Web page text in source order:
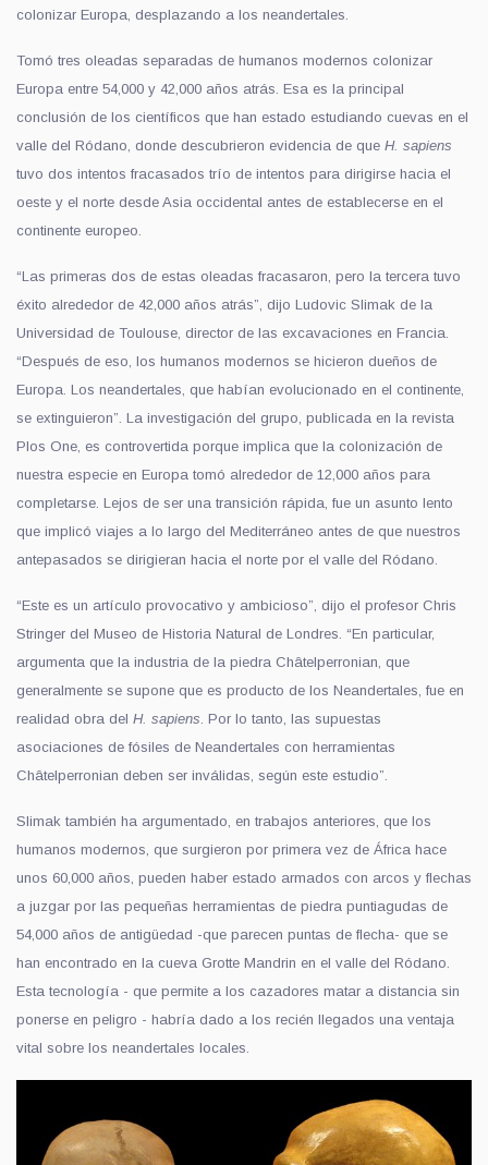
colonizar Europa, desplazando a los neandertales.
Tomó tres oleadas separadas de humanos modernos colonizar
Europa entre 54,000 y 42,000 años atrás. Esa es la principal
conclusión de los científicos que han estado estudiando cuevas en el
valle del Ródano, donde descubrieron evidencia de que H. sapiens
tuvo dos intentos fracasados trío de intentos para dirigirse hacia el
oeste y el norte desde Asia occidental antes de establecerse en el
continente europeo.
“Las primeras dos de estas oleadas fracasaron, pero la tercera tuvo
éxito alrededor de 42,000 años atrás” , dijo Ludovic Slimak de la
Universidad de Toulouse, director de las excavaciones en Francia.
“Después de eso, los humanos modernos se hicieron dueños de
Europa. Los neandertales, que habían evolucionado en el continente,
se extinguieron”. La investigación del grupo, publicada en la revista
Plos One, es controvertida porque implica que la colonización de
nuestra especie en Europa tomó alrededor de 12,000 años para
completarse. Lejos de ser una transición rápida, fue un asunto lento
que implicó viajes a lo largo del Mediterráneo antes de que nuestros
antepasados se dirigieran hacia el norte por el valle del Ródano.
“Este es un artículo provocativo y ambicioso”, dijo el profesor Chris
Stringer del Museo de Historia Natural de Londres. “En particular,
argumenta que la industria de la piedra Châtelperronian, que
generalmente se supone que es producto de los Neandertales, fue en
realidad obra del H. sapiens . Por lo tanto, las supuestas
asociaciones de fósiles de Neandertales con herramientas
Châtelperronian deben ser inválidas, según este estudio”
Slimak también ha argumentado, en trabajos anteriores, que los
humanos modernos, que surgieron por primera vez de África hace
unos 60,000 años, pueden haber estado armados con arcos y flechas
a juzgar por las pequeñas herramientas de piedra puntiagudas de
54,000 años de antigüedad -que parecen puntas de flecha- que se
han encontrado en la cueva Grotte Mandrin en el valle del Ródano.
Esta tecnología - que permite a los cazadores matar a distancia sin
ponerse en peligro - habría dado a los recién llegados una ventaja
vital sobre los neandertales locales.